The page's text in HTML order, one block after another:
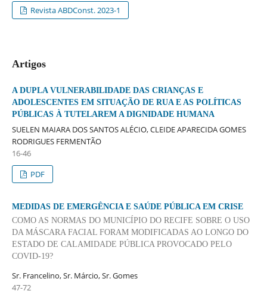
Revista ABDConst. 2023-1
Artigos
A DUPLA VULNERABILIDADE DAS CRIANÇAS E
ADOLESCENTES EM SITUAÇÃO DE RUA E AS POLÍTICAS
PÚBLICAS À TUTELAREM A DIGNIDADE HUMANA
SUELEN MAIARA DOS SANTOS ALÉCIO, CLEIDE APARECIDA GOMES
RODRIGUES FERMENTÃO
16-46
PDF
MEDIDAS DE EMERGÊNCIA E SAÚDE PÚBLICA EM CRISE
COMO AS NORMAS DO MUNICÍPIO DO RECIFE SOBRE O USO
DA MÁSCARA FACIAL FORAM MODIFICADAS AO LONGO DO
ESTADO DE CALAMIDADE PÚBLICA PROVOCADO PELO
COVID-19?
Sr. Francelino, Sr. Márcio, Sr. Gomes
47-72